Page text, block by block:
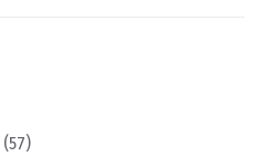
(57)